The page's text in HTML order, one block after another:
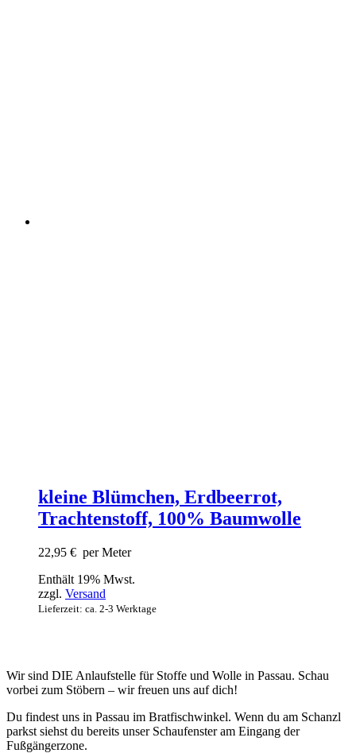
kleine Blümchen, Erdbeerrot,
Trachtenstoff, 100% Baumwolle
22,95 € per Meter
Enthält 19% Mwst.
zzgl. Versand
Lieferzeit: ca. 2-3 Werktage
Wir sind DIE Anlaufstelle für Stoffe und Wolle in Passau. Schau
vorbei zum Stöbern – wir freuen uns auf dich!
Du findest uns in Passau im Bratfischwinkel. Wenn du am Schanzl
parkst siehst du bereits unser Schaufenster am Eingang der
Fußgängerzone.